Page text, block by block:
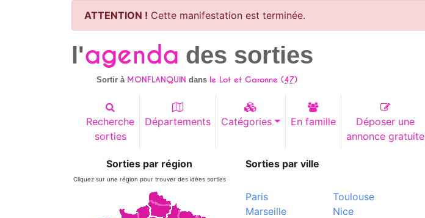
ATTENTION ! Cette manifestation est terminée.
l'agenda des sorties
Sortir à MONFLANQUIN dans le Lot et Garonne (47)
Recherche
sorties
Départements Catégories En famille
Déposer une
annonce gratuite
Sorties par région
Cliquez sur une région pour trouver des idées sorties
Sorties par ville
Paris
Marseille
Toulouse
Nice